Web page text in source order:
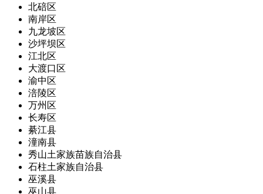
北碚区
南岸区
九龙坡区
沙坪坝区
江北区
大渡口区
渝中区
涪陵区
万州区
长寿区
綦江县
潼南县
秀山土家族苗族自治县
石柱土家族自治县
巫溪县
巫山县